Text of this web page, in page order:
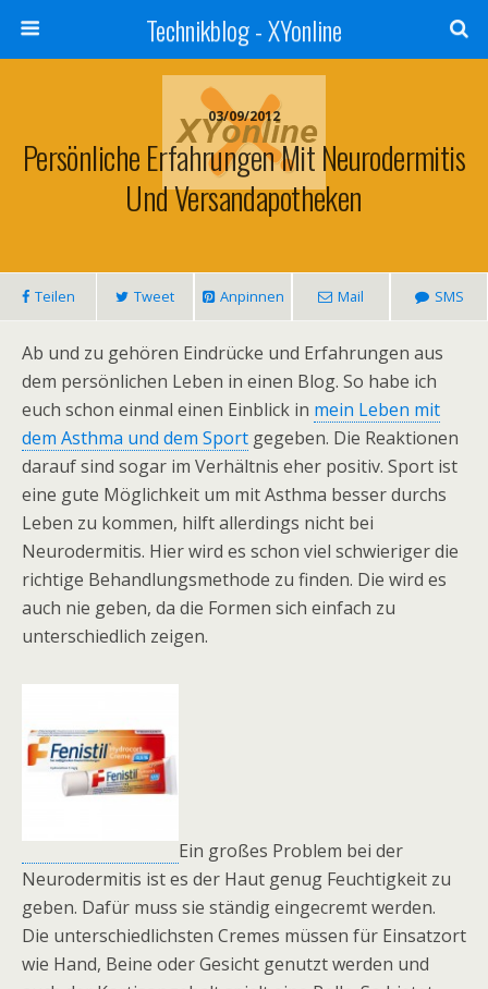
Technikblog - XYonline
03/09/2012
Persönliche Erfahrungen Mit Neurodermitis
Und Versandapotheken
Teilen Tweet Anpinnen Mail SMS
Ab und zu gehören Eindrücke und Erfahrungen aus
dem persönlichen Leben in einen Blog. So habe ich
euch schon einmal einen Einblick in mein Leben mit
dem Asthma und dem Sport gegeben. Die Reaktionen
darauf sind sogar im Verhältnis eher positiv. Sport ist
eine gute Möglichkeit um mit Asthma besser durchs
Leben zu kommen, hilft allerdings nicht bei
Neurodermitis. Hier wird es schon viel schwieriger die
richtige Behandlungsmethode zu finden. Die wird es
auch nie geben, da die Formen sich einfach zu
unterschiedlich zeigen.
Ein großes Problem bei der
Neurodermitis ist es der Haut genug Feuchtigkeit zu
geben. Dafür muss sie ständig eingecremt werden.
Die unterschiedlichsten Cremes müssen für Einsatzort
wie Hand, Beine oder Gesicht genutzt werden und